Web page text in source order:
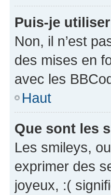
Puis-je
Non, il n’est
des mises en
avec les
Haut
Que sont les
Les smileys,
exprimer des
joyeux, :(